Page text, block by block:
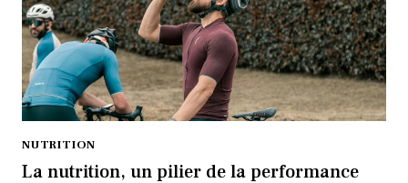
NUTRITION
La nutrition, un pilier de la performance